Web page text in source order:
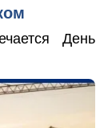
День